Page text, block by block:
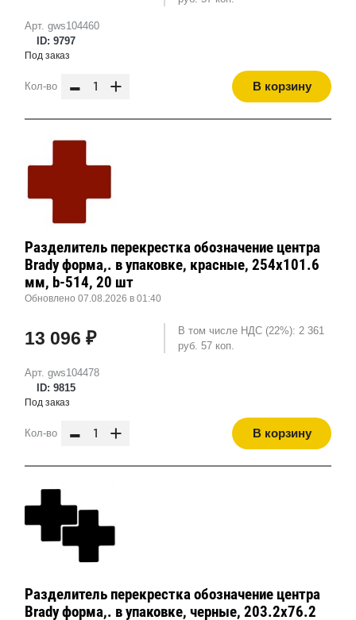
Арт. gws104460
ID: 9797
Под заказ
Кол-во - + В корзину
Арт. gws104478
ID: 9815
Разделитель перекрестка обозначение центра
Brady форма,. в упаковке, красные, 254x101.6
мм, b-514, 20 шт
Обновлено 07.08.2026 в 01:40
13 096 ₽
В том числе НДС (22%): 2 361
руб. 57 коп.
Под заказ
Кол-во - + В корзину
Разделитель перекрестка обозначение центра
Brady форма,. в упаковке, черные, 203.2x76.2